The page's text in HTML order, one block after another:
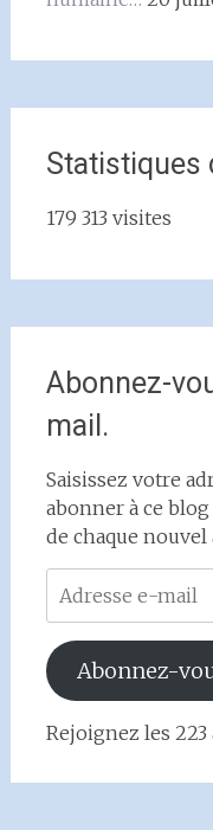
Statistiques
179 313 visites
Abonnez-
mail.
Saisissez votre
abonner à ce
de chaque
Adresse
e-
mail
Abonnez-
Rejoignez les